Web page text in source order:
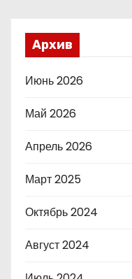
Архив
Июнь 2026
Май 2026
Апрель 2026
Март 2025
Октябрь 2024
Август 2024